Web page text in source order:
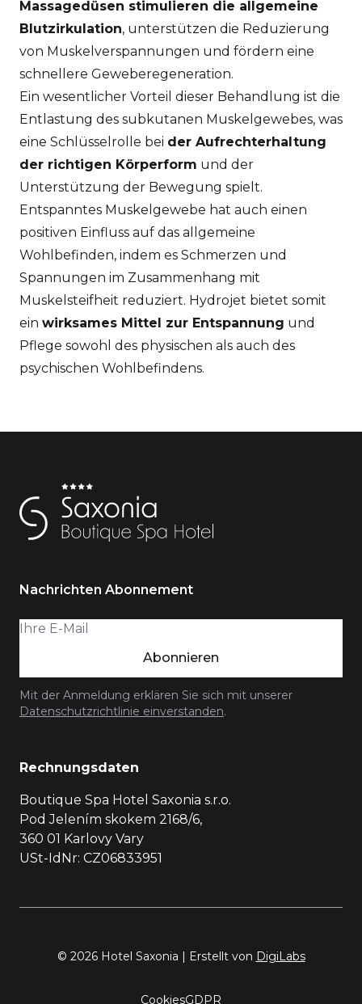
Massagedüsen stimulieren die allgemeine
Blutzirkulation, unterstützen die Reduzierung
von Muskelverspannungen und fördern eine
schnellere Geweberegeneration.
Ein wesentlicher Vorteil dieser Behandlung ist die
Entlastung des subkutanen Muskelgewebes, was
eine Schlüsselrolle bei der Aufrechterhaltung
der richtigen Körperform und der
Unterstützung der Bewegung spielt.
Entspanntes Muskelgewebe hat auch einen
positiven Einfluss auf das allgemeine
Wohlbefinden, indem es Schmerzen und
Spannungen im Zusammenhang mit
Muskelsteifheit reduziert. Hydrojet bietet somit
ein wirksames Mittel zur Entspannung und
Pflege sowohl des physischen als auch des
psychischen Wohlbefindens.
Nachrichten Abonnement
Abonnieren
Mit der Anmeldung erklären Sie sich mit unserer
Datenschutzrichtlinie einverstanden.
Rechnungsdaten
Boutique Spa Hotel Saxonia s.r.o.
Pod Jelením skokem 2168/6,
360 01 Karlovy Vary
USt-IdNr: CZ06833951
© 2026 Hotel Saxonia | Erstellt von DigiLabs
CookiesGDPR